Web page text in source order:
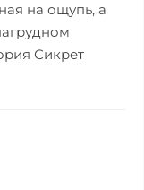
на ощупь, а
Сикрет